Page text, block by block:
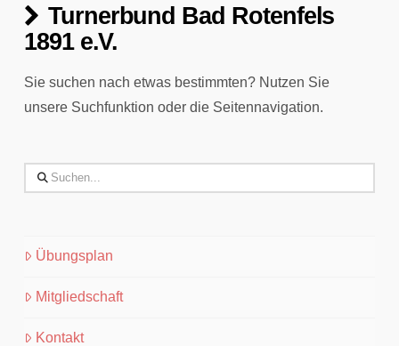
Turnerbund Bad Rotenfels
1891 e.V.
Sie suchen nach etwas bestimmten? Nutzen Sie
unsere Suchfunktion oder die Seitennavigation.
Search
Übungsplan
Mitgliedschaft
Kontakt